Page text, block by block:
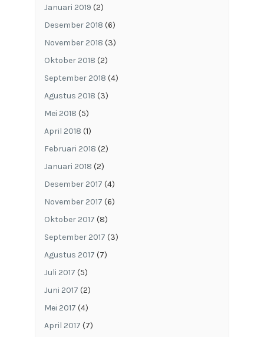
Januari 2019 (2)
Desember 2018 (6)
November 2018 (3)
Oktober 2018 (2)
September 2018 (4)
Agustus 2018 (3)
Mei 2018 (5)
April 2018 (1)
Februari 2018 (2)
Januari 2018 (2)
Desember 2017 (4)
November 2017 (6)
Oktober 2017 (8)
September 2017 (3)
Agustus 2017 (7)
Juli 2017 (5)
Juni 2017 (2)
Mei 2017 (4)
April 2017 (7)